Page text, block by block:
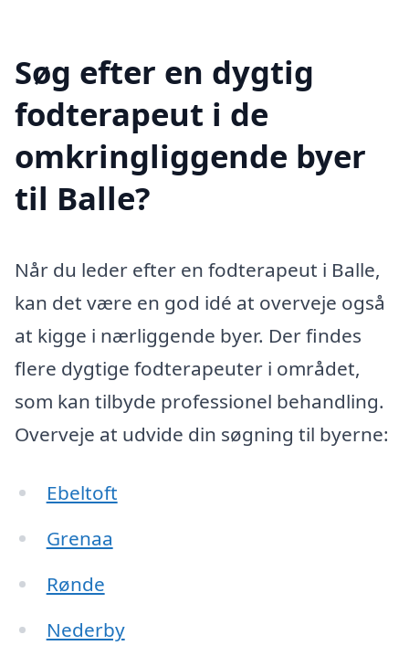
Søg efter en dygtig
fodterapeut i de
omkringliggende byer
til Balle?
Når du leder efter en fodterapeut i Balle,
kan det være en god idé at overveje også
at kigge i nærliggende byer. Der findes
flere dygtige fodterapeuter i området,
som kan tilbyde professionel behandling.
Overveje at udvide din søgning til byerne:
Ebeltoft
Grenaa
Rønde
Nederby